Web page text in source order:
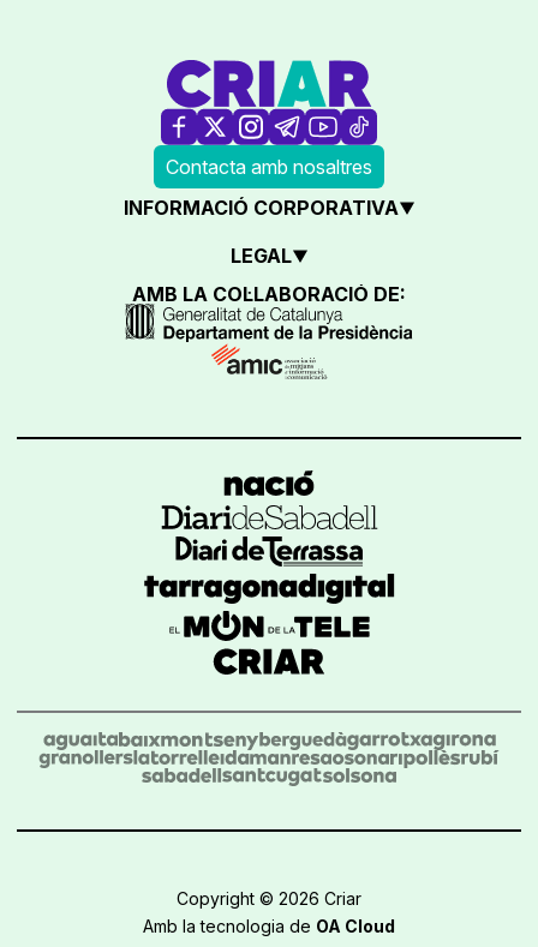
Contacta amb nosaltres
INFORMACIÓ CORPORATIVA
LEGAL
AMB LA COL·LABORACIÓ DE:
Copyright © 2026 Criar
Amb la tecnologia de OA Cloud